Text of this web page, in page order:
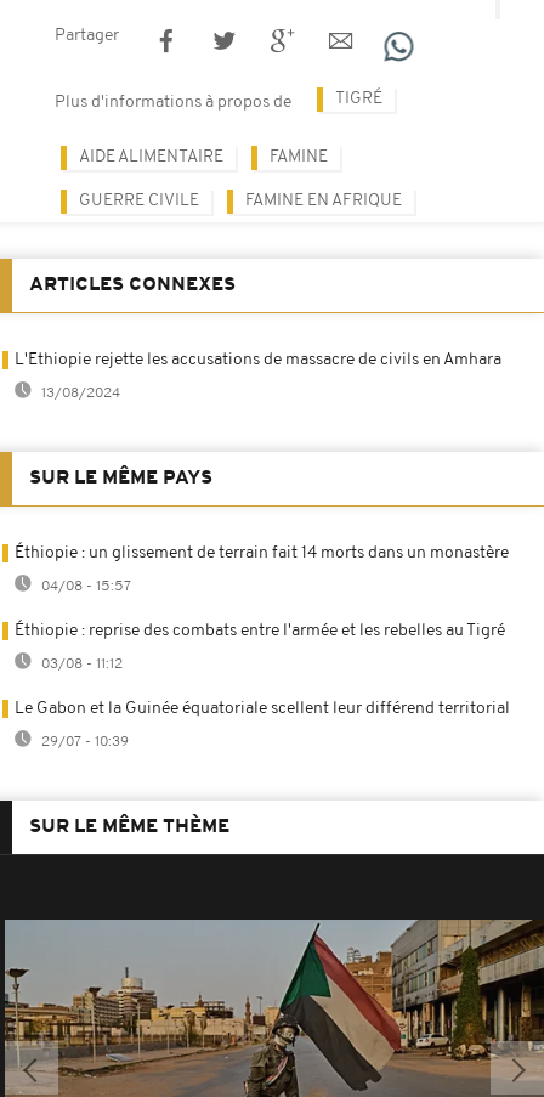
Partager
Plus d'informations à propos de TIGRÉ
AIDE ALIMENTAIRE FAMINE
GUERRE CIVILE FAMINE EN AFRIQUE
ARTICLES CONNEXES
L'Ethiopie rejette les accusations de massacre de civils en Amhara
13/08/2024
SUR LE MÊME PAYS
Éthiopie : un glissement de terrain fait 14 morts dans un monastère
04/08 - 15:57
Éthiopie : reprise des combats entre l'armée et les rebelles au Tigré
03/08 - 11:12
Le Gabon et la Guinée équatoriale scellent leur différend territorial
29/07 - 10:39
SUR LE MÊME THÈME